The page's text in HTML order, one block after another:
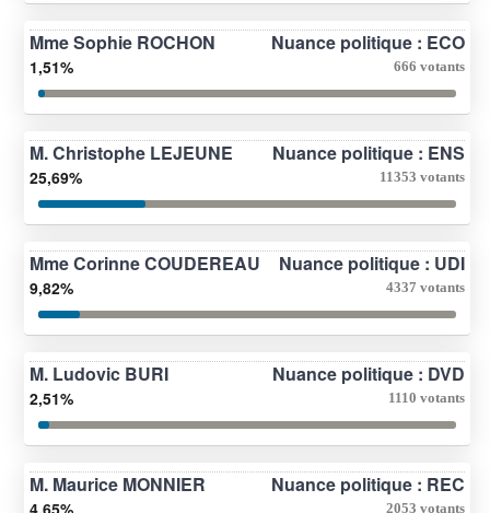
Mme Sophie ROCHON Nuance politique : ECO
1,51% 666 votants
M. Christophe LEJEUNE Nuance politique : ENS
25,69% 11353 votants
Mme Corinne COUDEREAU Nuance politique : UDI
9,82% 4337 votants
M. Ludovic BURI Nuance politique : DVD
2,51% 1110 votants
M. Maurice MONNIER Nuance politique : REC
4,65% 2053 votants